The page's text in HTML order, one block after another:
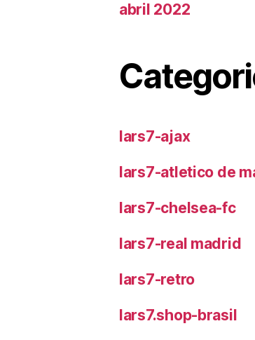
abril 2022
lars7-ajax
lars7-atletico de
lars7-chelsea-fc
lars7-real madrid
lars7-retro
lars7.shop-brasil